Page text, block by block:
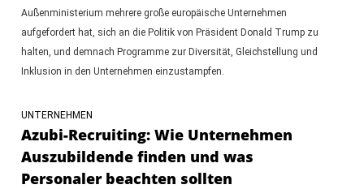
Außenministerium mehrere große europäische Unternehmen
aufgefordert hat, sich an die Politik von Präsident Donald Trump zu
halten, und demnach Programme zur Diversität, Gleichstellung und
Inklusion in den Unternehmen einzustampfen.
UNTERNEHMEN
Azubi-Recruiting: Wie Unternehmen
Auszubildende finden und was
Personaler beachten sollten